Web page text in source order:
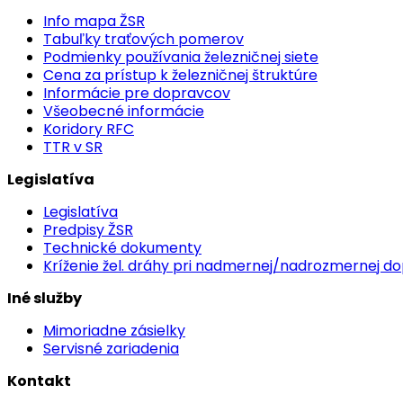
Info mapa ŽSR
Tabuľky traťových pomerov
Podmienky používania železničnej siete
Cena za prístup k železničnej štruktúre
Informácie pre dopravcov
Všeobecné informácie
Koridory RFC
TTR v SR
Legislatíva
Legislatíva
Predpisy ŽSR
Technické dokumenty
Kríženie žel. dráhy pri nadmernej/nadrozmernej
Iné služby
Mimoriadne zásielky
Servisné zariadenia
Kontakt